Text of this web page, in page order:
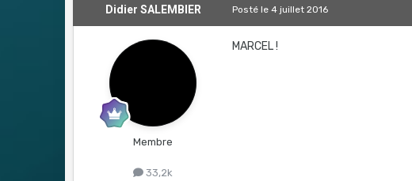
Didier SALEMBIER
Membre
33,2k
Postéle 4 juillet 2016
MARCEL !